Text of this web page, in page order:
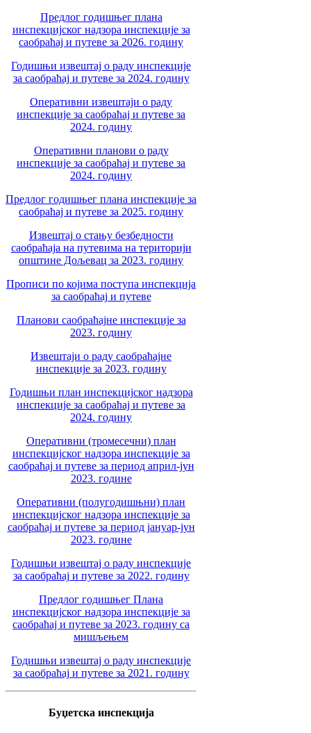
Предлог годишњег плана
инспекцијског надзора инспекције за
саобраћај и путеве за 2026. годину
Годишњи извештај о раду инспекције
за саобраћај и путеве за 2024. годину
Оперативни извештаји о раду
инспекције за саобраћај и путеве за
2024. годину
Оперативни планови о раду
инспекције за саобраћај и путеве за
2024. годину
Предлог годишњег плана инспекције за
саобраћај и путеве за 2025. годину
Извештај о стању безбедности
саобраћаја на путевима на територији
општине Дољевац за 2023. годину
Прописи по којима поступа инспекција
за саобраћај и путеве
Планови саобраћајне инспекције за
2023. годину
Извештаји о раду саобраћајне
инспекције за 2023. годину
Годишњи план инспекцијског надзора
инспекције за саобраћај и путеве за
2024. годину
Оперативни (тромесечни) план
инспекцијског надзора инспекције за
саобраћај и путеве за период април-јун
2023. године
Оперативни (полугодишњни) план
инспекцијског надзора инспекције за
саобраћај и путеве за период јануар-јун
2023. године
Годишњи извештај о раду инспекције
за саобраћај и путеве за 2022. годину
Предлог годишњег Плана
инспекцијског надзора инспекције за
саобраћај и путеве за 2023. годину са
мишљењем
Годишњи извештај о раду инспекције
за саобраћај и путеве за 2021. годину
Буџетска инспекција